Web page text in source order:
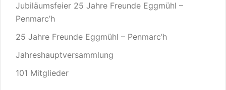
Jubiläumsfeier 25 Jahre Freunde Eggmühl –
Penmarc’h
25 Jahre Freunde Eggmühl – Penmarc’h
Jahreshauptversammlung
101 Mitglieder